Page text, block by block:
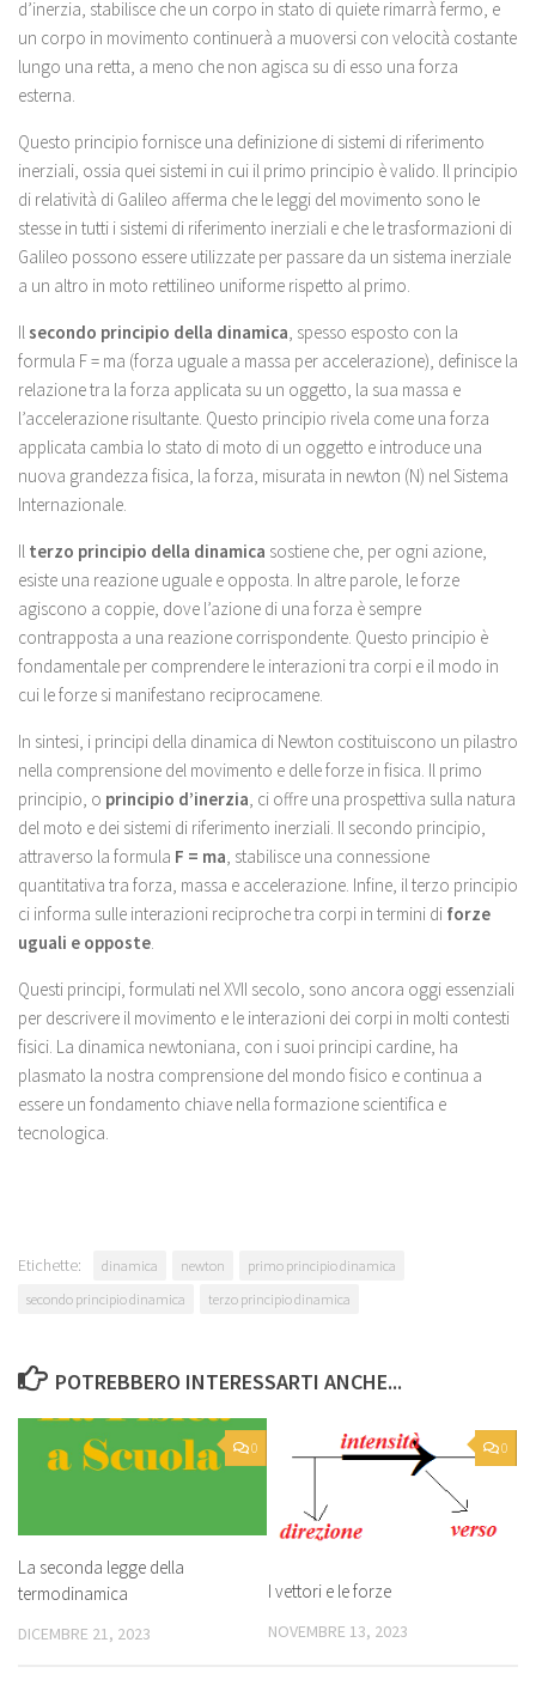
d’inerzia, stabilisce che un corpo in stato di quiete rimarrà fermo, e
un corpo in movimento continuerà a muoversi con velocità costante
lungo una retta, a meno che non agisca su di esso una forza
esterna.
Questo principio fornisce una definizione di sistemi di riferimento
inerziali, ossia quei sistemi in cui il primo principio è valido. Il principio
di relatività di Galileo afferma che le leggi del movimento sono le
stesse in tutti i sistemi di riferimento inerziali e che le trasformazioni di
Galileo possono essere utilizzate per passare da un sistema inerziale
a un altro in moto rettilineo uniforme rispetto al primo.
Ilsecondo principio della dinamica, spesso esposto con la
formula F = ma (forza uguale a massa per accelerazione), definisce la
relazione tra la forza applicata su un oggetto, la sua massa e
l’accelerazione risultante. Questo principio rivela come una forza
applicata cambia lo stato di moto di un oggetto e introduce una
nuova grandezza fisica, la forza, misurata in newton (N) nel Sistema
Internazionale.
Il terzo principio della dinamica sostiene che, per ogni azione,
esiste una reazione uguale e opposta. In altre parole, le forze
agiscono a coppie, dove l’azione di una forza è sempre
contrapposta a una reazione corrispondente. Questo principio è
fondamentale per comprendere le interazioni tra corpi e il modo in
cui le forze si manifestano reciprocamene.
In sintesi, i principi della dinamica di Newton costituiscono un pilastro
nella comprensione del movimento e delle forze in fisica. Il primo
principio, o principio d’inerzia, ci offre una prospettiva sulla natura
del moto e dei sistemi di riferimento inerziali. Il secondo principio,
attraverso la formula F = ma, stabilisce una connessione
quantitativa tra forza, massa e accelerazione. Infine, il terzo principio
ci informa sulle interazioni reciproche tra corpi in termini di forze
uguali e opposte.
Questi principi, formulati nel XVII secolo, sono ancora oggi essenziali
per descrivere il movimento e le interazioni dei corpi in molti contesti
fisici. La dinamica newtoniana, con i suoi principi cardine, ha
plasmato la nostra comprensione del mondo fisico e continua a
essere un fondamento chiave nella formazione scientifica e
tecnologica.
Etichette: dinamica newton
primo principio dinamica
secondo principio dinamica
terzo principio dinamica
POTREBBERO INTERESSARTI ANCHE...
0
La seconda legge della
termodinamica
DICEMBRE 21, 2023
0
I vettori e le forze
NOVEMBRE 13, 2023